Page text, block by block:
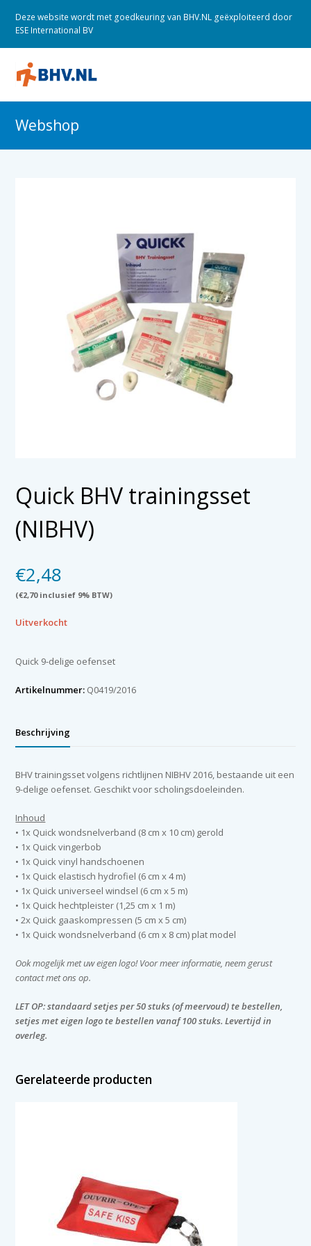
Deze website wordt met goedkeuring van BHV.NL geëxploiteerd door
ESE International BV
Webshop
Quick BHV trainingsset
(NIBHV)
€2,48
(€2,70inclusief 9% BTW)
Uitverkocht
Quick 9-delige oefenset
Artikelnummer: Q0419/2016
Beschrijving
BHV trainingsset volgens richtlijnen NIBHV 2016, bestaande uit een
9-delige oefenset. Geschikt voor scholingsdoeleinden.
Inhoud
• 1x Quick wondsnelverband (8 cm x 10 cm) gerold
• 1x Quick vingerbob
• 1x Quick vinyl handschoenen
• 1x Quick elastisch hydrofiel (6 cm x 4 m)
• 1x Quick universeel windsel (6 cm x 5 m)
• 1x Quick hechtpleister (1,25 cm x 1 m)
• 2x Quick gaaskompressen (5 cm x 5 cm)
• 1x Quick wondsnelverband (6 cm x 8 cm) plat model
Ook mogelijk met uw eigen logo! Voor meer informatie, neem gerust
contact met ons op.
LET OP: standaard setjes per 50 stuks (of meervoud) te bestellen,
setjes met eigen logo te bestellen vanaf 100 stuks. Levertijd in
overleg.
Gerelateerde producten